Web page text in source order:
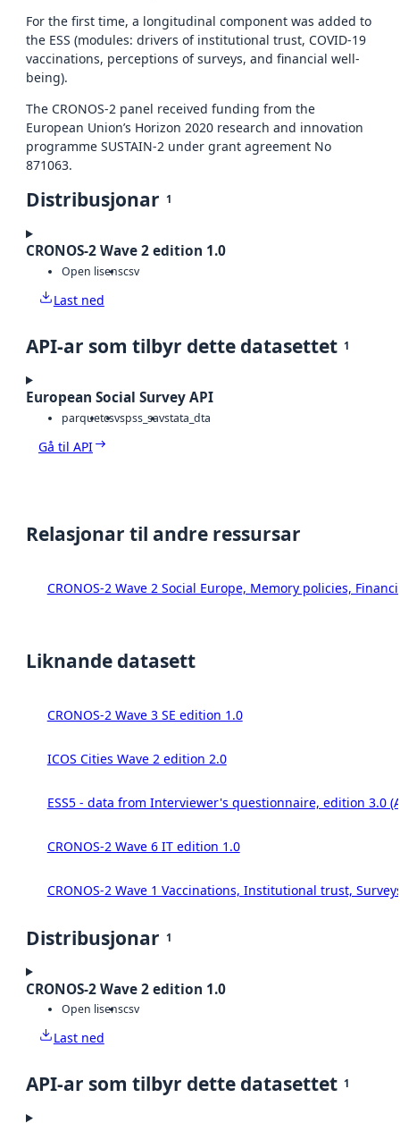
For the first time, a longitudinal component was added to
the ESS (modules: drivers of institutional trust, COVID-19
vaccinations, perceptions of surveys, and financial well-
being).
The CRONOS-2 panel received funding from the
European Union’s Horizon 2020 research and innovation
programme SUSTAIN-2 under grant agreement No
871063.
Distribusjonar 1
CRONOS-2 Wave 2 edition 1.0
Open lisenscsv
Last ned
API-ar som tilbyr dette datasettet 1
European Social Survey API
parquetcsvspss_savstata_dta
Gå til API
Relasjonar til andre ressursar
CRONOS-2 Wave 2 Social Europe, Memory policies,
Liknande datasett
CRONOS-2 Wave 3 SE edition 1.0
ICOS Cities Wave 2 edition 2.0
ESS5 - data from Interviewer's questionnaire, edition 3.0
CRONOS-2 Wave 6 IT edition 1.0
CRONOS-2 Wave 1 Vaccinations, Institutional trust,
Distribusjonar 1
CRONOS-2 Wave 2 edition 1.0
Open lisenscsv
Last ned
API-ar som tilbyr dette datasettet 1